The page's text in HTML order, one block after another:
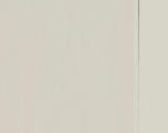
мира. К
III и её
света